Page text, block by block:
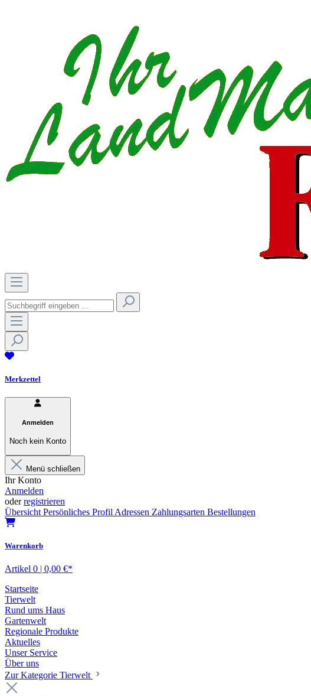
Merkzettel
Anmelden
Noch kein Konto
Menü schließen
Ihr Konto
Anmelden
oderregistrieren
Übersicht Persönliches Profil Adressen Zahlungsarten Bestellungen
Warenkorb
Artikel 0 | 0,00 €*
Startseite
Tierwelt
Rund ums Haus
Gartenwelt
Regionale Produkte
Aktuelles
Unser Service
Über uns
Zur Kategorie Tierwelt